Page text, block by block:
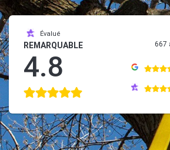
Évalué
REMARQUABLE
4.8
667